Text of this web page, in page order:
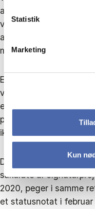
Statistik
Marketing
Kun
arbejdsmiljøhensyn og
var, at lederen
at rette planerne op,
manuelt.
En anden leder
visitationssystem med
erstattet af en ai-
procent. Systemet
ikke skabte værdi i
såkaldte ai-
2020, peger i samme
et statusnotat i